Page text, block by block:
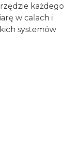
każdego
w calach i
systemów